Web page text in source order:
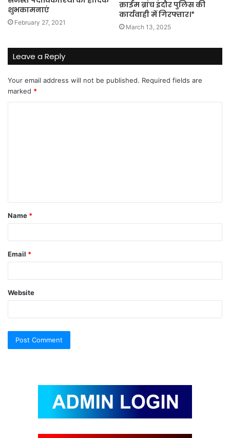
शुभकामनाएं
February 27, 2021
क्राईम ब्रांच इंदौर पुलिस की
कार्यवाही में गिरफ्तार।*
March 13, 2025
Leave a Reply
Your email address will not be published. Required fields are
marked *
t
*
Name *
Email *
Website